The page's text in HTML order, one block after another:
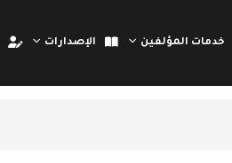
خدمات المؤلفين الإصدارات